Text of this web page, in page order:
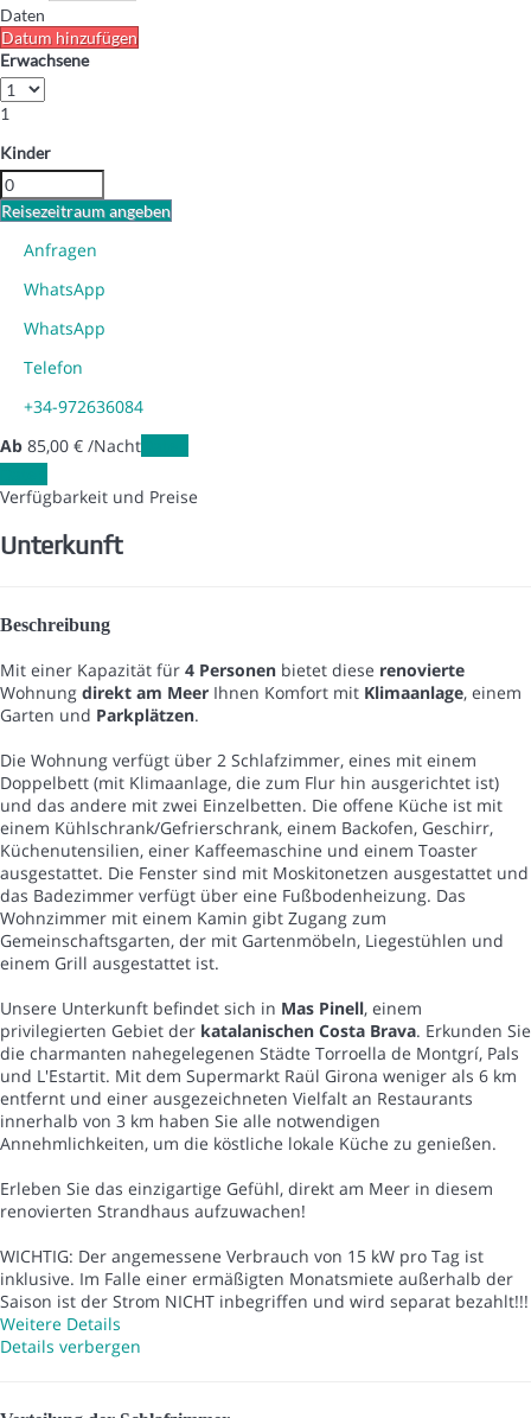
Daten
Datum hinzufügen
Erwachsene
1
Kinder
Reisezeitraum angeben
Anfragen
WhatsApp
WhatsApp
Telefon
+34-972636084
Ab 85,00 € /Nacht
Verfügbarkeit und Preise
Unterkunft
Beschreibung
Mit einer Kapazität für 4 Personen bietet diese renovierte
Wohnung direkt am Meer Ihnen Komfort mit Klimaanlage, einem
Garten und Parkplätzen.
Die Wohnung verfügt über 2 Schlafzimmer, eines mit einem
Doppelbett (mit Klimaanlage, die zum Flur hin ausgerichtet ist)
und das andere mit zwei Einzelbetten. Die offene Küche ist mit
einem Kühlschrank/Gefrierschrank, einem Backofen, Geschirr,
Küchenutensilien, einer Kaffeemaschine und einem Toaster
ausgestattet. Die Fenster sind mit Moskitonetzen ausgestattet und
das Badezimmer verfügt über eine Fußbodenheizung. Das
Wohnzimmer mit einem Kamin gibt Zugang zum
Gemeinschaftsgarten, der mit Gartenmöbeln, Liegestühlen und
einem Grill ausgestattet ist.
Unsere Unterkunft befindet sich in Mas Pinell, einem
privilegierten Gebiet der katalanischen Costa Brava. Erkunden Sie
die charmanten nahegelegenen Städte Torroella de Montgrí, Pals
und L'Estartit. Mit dem Supermarkt Raül Girona weniger als 6 km
entfernt und einer ausgezeichneten Vielfalt an Restaurants
innerhalb von 3 km haben Sie alle notwendigen
Annehmlichkeiten, um die köstliche lokale Küche zu genießen.
Erleben Sie das einzigartige Gefühl, direkt am Meer in diesem
renovierten Strandhaus aufzuwachen!
WICHTIG: Der angemessene Verbrauch von 15 kW pro Tag ist
inklusive. Im Falle einer ermäßigten Monatsmiete außerhalb der
Saison ist der Strom NICHT inbegriffen und wird separat bezahlt!!!
Weitere Details
Details verbergen